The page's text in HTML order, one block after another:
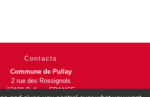
Contacts
Commune de Pullay
2 rue des Rossignols
27130 Pullay - FRANCE